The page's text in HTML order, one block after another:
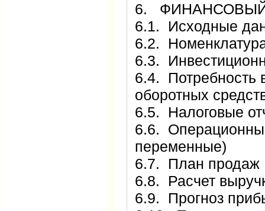
6.
6.1. Исходные
6.2.
6.3.
6.4. Потребность
оборотных
6.5. Налоговые
6.6.
переменные)
6.7. План продаж
6.8. Расчет
6.9. Прогноз